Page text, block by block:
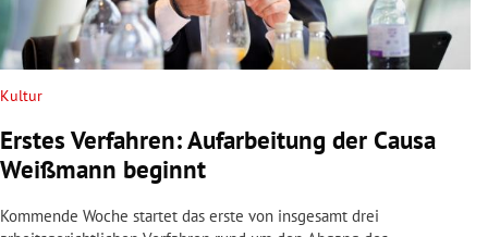
Untermenü
Untermenü
Untermenü
Kultur
Erstes Verfahren: Aufarbeitung der Causa
Weißmann beginnt
Kommende Woche startet das erste von insgesamt drei